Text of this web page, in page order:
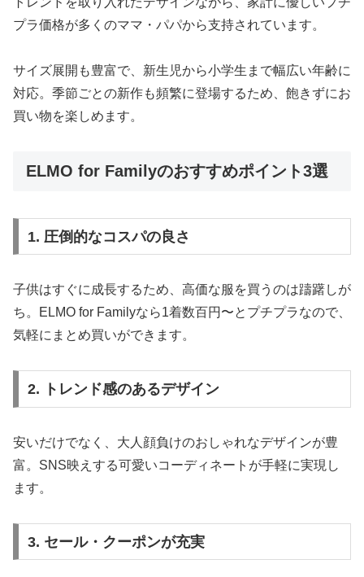
プラ価格が多くのママ・パパから支持されています。
サイズ展開も豊富で、新生児から小学生まで幅広い年齢に
対応。季節ごとの新作も頻繁に登場するため、飽きずにお
買い物を楽しめます。
ELMO for Familyのおすすめポイント3選
1. 圧倒的なコスパの良さ
子供はすぐに成長するため、高価な服を買うのは躊躇しが
ち。ELMO for Familyなら1着数百円〜とプチプラなので、
気軽にまとめ買いができます。
2. トレンド感のあるデザイン
安いだけでなく、大人顔負けのおしゃれなデザインが豊
富。SNS映えする可愛いコーディネートが手軽に実現し
ます。
3. セール・クーポンが充実